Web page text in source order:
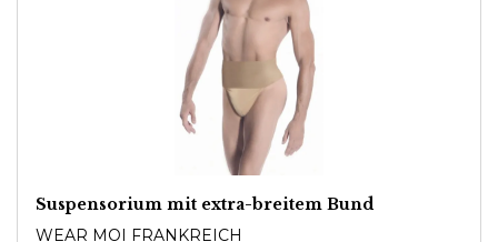
Suspensorium mit extra-breitem Bund
WEAR MOI FRANKREICH